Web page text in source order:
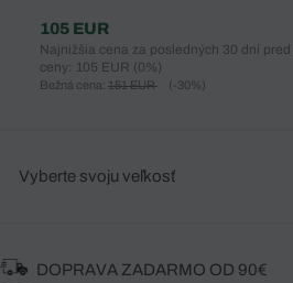
105 EUR
Najnižšia cena za posledných 30 dní
ceny: 105 EUR (0%)
Bežná cena: 151 EUR (-30%)
Vyberte svoju veľkosť
DOPRAVA ZADARMO OD 90€